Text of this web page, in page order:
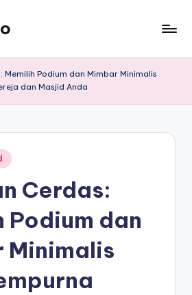
Memilih Podium dan Mimbar Minimalis
dan Masjid Anda
Cerdas:
Podium dan
Minimalis